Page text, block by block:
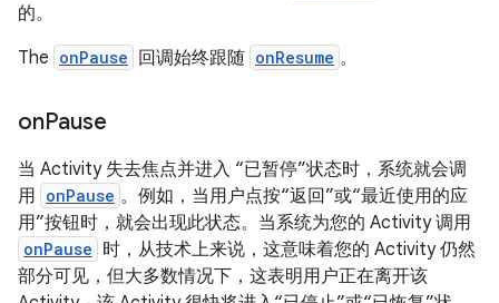
的。
The onPause 回调始终跟随 onResume 。
onPause
当 Activity 失去焦点并进入 “已暂停”状态时，系统就会调
用 onPause 。例如，当用户点按“返回”或“最近使用的应
用”按钮时，就会出现此状态。当系统为您的 Activity 调用
onPause 时，从技术上来说，这意味着您的 Activity 仍然
部分可见，但大多数情况下，这表明用户正在离开该